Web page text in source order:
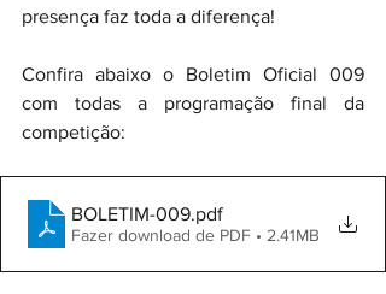
presença faz toda a diferença!
Confira abaixo o Boletim Oficial 009
com todas a programação final da
competição:
BOLETIM-009.pdf
Fazer download de PDF • 2.41MB